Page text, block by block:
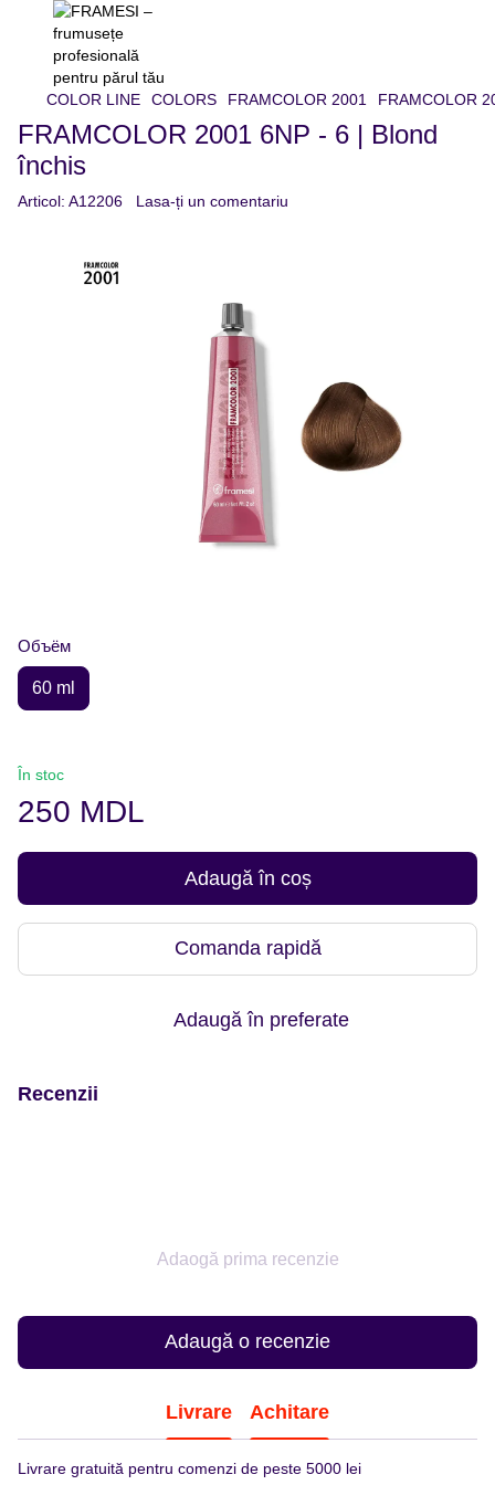
COLOR LINE COLORS FRAMCOLOR 2001 FRAMCOLOR
FRAMCOLOR 2001 6NP - 6 | Blond
închis
Articol: A12206 Lasa-ți un comentariu
Объём
60 ml
În stoc
250 MDL
Adaugă în coș
Comanda rapidă
Adaugă în preferate
Recenzii
Adaogă prima recenzie
Adaugă o recenzie
Livrare Achitare
Livrare gratuită pentru comenzi de peste 5000 lei